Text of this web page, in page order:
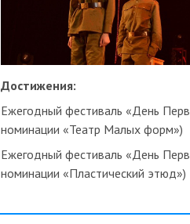
Достижения:
Ежегодный фестиваль «День
номинации «Театр Малых форм»)
Ежегодный фестиваль «День
номинации «Пластический этюд»)
2019» (Дипломант)